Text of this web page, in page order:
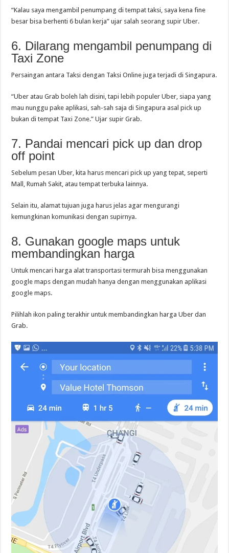
“Kalau saya mengambil penumpang di tempat taksi, saya kena fine
besar bisa berhenti 6 bulan kerja” ujar salah seorang supir Uber.
6. Dilarang mengambil penumpang di
Taxi Zone
Persaingan antara Taksi dengan Taksi Online juga terjadi di Singapura.
“Uber atau Grab boleh lah disini, tapi lebih populer Uber, siapa yang
mau nunggu pake aplikasi, sah-sah saja di Singapura asal pick up
bukan di tempat Taxi Zone.” Ujar supir Grab.
7. Pandai mencari pick up dan drop
off point
Sebelum pesan Uber, kita harus mencari pick up yang tepat, seperti
Mall, Rumah Sakit, atau tempat terbuka lainnya.
Selain itu, alamat tujuan juga harus jelas agar mengurangi
kemungkinan komunikasi dengan supirnya.
8. Gunakan google maps untuk
membandingkan harga
Untuk mencari harga alat transportasi termurah bisa menggunakan
google maps dengan mudah hanya dengan menggunakan aplikasi
google maps.
Pilihlah ikon paling terakhir untuk membandingkan harga Uber dan
Grab.